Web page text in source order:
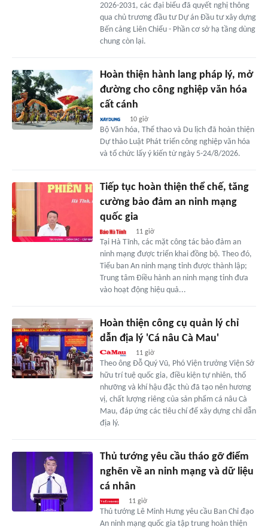
2026-2031, các đại biểu đã quyết nghị thông
qua chủ trương đầu tư Dự án Đầu tư xây dựng
Bến cảng Liên Chiểu - Phần cơ sở hạ tầng dùng
chung còn lại.
Hoàn thiện hành lang pháp lý, mở
đường cho công nghiệp văn hóa
cất cánh
10 giờ
Bộ Văn hóa, Thể thao và Du lịch đã hoàn thiện
Dự thảo Luật Phát triển công nghiệp văn hóa
và tổ chức lấy ý kiến từ ngày 5-24/8/2026.
Tiếp tục hoàn thiện thể chế, tăng
cường bảo đảm an ninh mạng
quốc gia
11 giờ
Tại Hà Tĩnh, các mặt công tác bảo đảm an
ninh mạng được triển khai đồng bộ. Theo đó,
Tiểu ban An ninh mạng tỉnh được thành lập;
Trung tâm Điều hành an ninh mạng tỉnh đưa
vào hoạt động hiệu quả...
Hoàn thiện công cụ quản lý chỉ
dẫn địa lý 'Cá nâu Cà Mau'
11 giờ
Theo ông Đỗ Quý Vũ, Phó Viện trưởng Viện Sở
hữu trí tuệ quốc gia, điều kiện tự nhiên, thổ
nhưỡng và khí hậu đặc thù đã tạo nên hương
vị, chất lượng riêng của sản phẩm cá nâu Cà
Mau, đáp ứng các tiêu chí để xây dựng chỉ dẫn
địa lý.
Thủ tướng yêu cầu tháo gỡ điểm
nghẽn về an ninh mạng và dữ liệu
cá nhân
11 giờ
Thủ tướng Lê Minh Hưng yêu cầu Ban Chỉ đạo
An ninh mạng quốc gia tập trung hoàn thiện